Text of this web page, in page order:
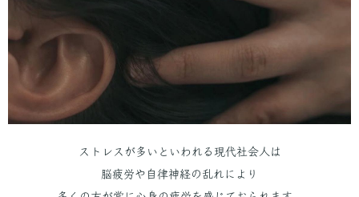
ストレスが多いといわれる現代社会人は
脳疲労や自律神経の乱れにより